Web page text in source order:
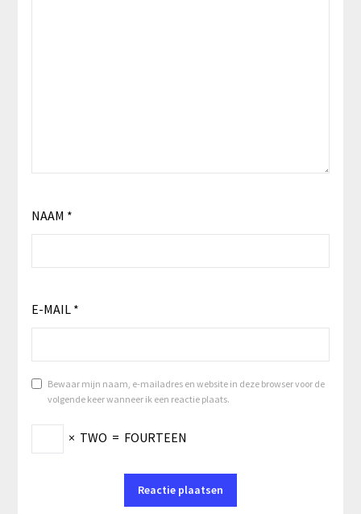
NAAM *
E-MAIL *
Bewaar mijn naam, e-mailadres en website in deze browser voor de
volgende keer wanneer ik een reactie plaats.
× TWO = FOURTEEN